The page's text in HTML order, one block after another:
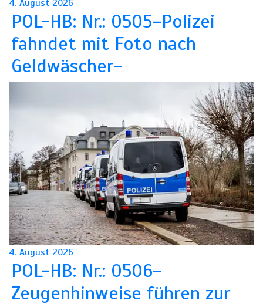
4. August 2026
POL-HB: Nr.: 0505–Polizei
fahndet mit Foto nach
Geldwäscher–
4. August 2026
POL-HB: Nr.: 0506–
Zeugenhinweise führen zur